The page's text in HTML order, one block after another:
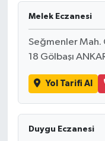
Melek Eczanesi
Seğmenler Mah.
18 Gölbaşı
Yol Tarifi Al
Duygu Eczanesi